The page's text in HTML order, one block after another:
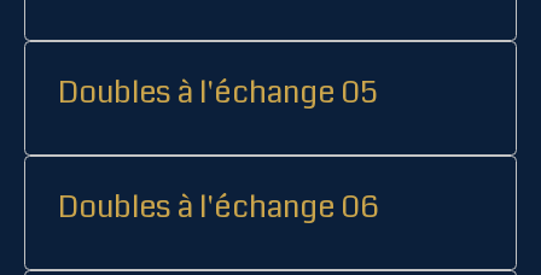
Doubles à l'échange 05
Doubles à l'échange 06